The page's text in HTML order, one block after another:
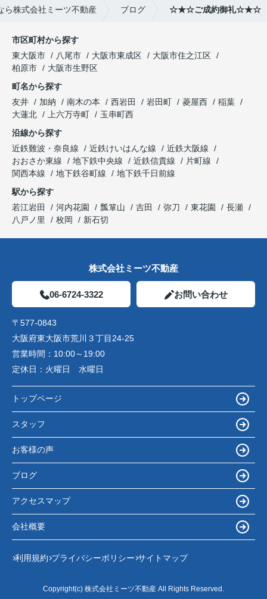
ら株式会社ミーツ不動産 ブログ ☆★☆ご成約御礼☆★☆
市区町村から探す
東大阪市
八尾市 大阪市東成区
大阪市住之江区
柏原市
大阪市生野区
町名から探す
友井
加納 南木の本 西岩田 岩田町 菱屋西
稲葉
大蓮北
上六万寺町
玉串町西
沿線から探す
近鉄難波・奈良線
近鉄けいはんな線
近鉄大阪線
おおさか東線
地下鉄中央線 近鉄信貴線
片町線
関西本線
地下鉄谷町線
地下鉄千日前線
駅から探す
若江岩田
河内花園 瓢箪山 吉田 弥刀 東花園
長瀬
八戸ノ里
枚岡 新石切
株式会社ミーツ不動産
06-6724-3322 お問い合わせ
〒577-0843
大阪府東大阪市荒川３丁目24-25
営業時間： 10:00～19:00
定休日： 火曜日 水曜日
トップページ
スタッフ
お客様の声
ブログ
アクセスマップ
会社概要
利用規約 プライバシーポリシー サイトマップ
Copyright(c) 株式会社ミーツ不動産 All Rights Reserved.